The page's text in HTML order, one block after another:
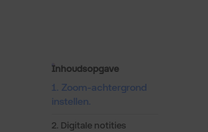
Inhoudsopgave
1. Zoom-achtergrond
instellen.
2. Digitale notities